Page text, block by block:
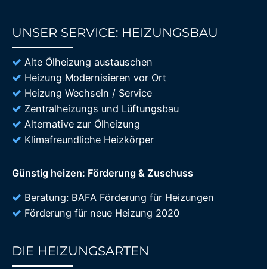
UNSER SERVICE: HEIZUNGSBAU
Alte Ölheizung austauschen
Heizung Modernisieren vor Ort
Heizung Wechseln / Service
Zentralheizungs und Lüftungsbau
Alternative zur Ölheizung
Klimafreundliche Heizkörper
Günstig heizen: Förderung & Zuschuss
Beratung: BAFA Förderung für Heizungen
Förderung für neue Heizung 2020
DIE HEIZUNGSARTEN